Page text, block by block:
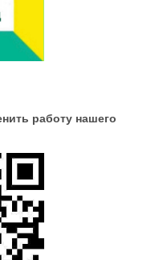
работу нашего